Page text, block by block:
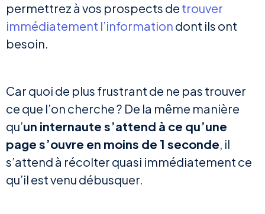
permettrez à vos prospects de trouver
immédiatement l’information dont ils ont
besoin.
Car quoi de plus frustrant de ne pas trouver
ce que l’on cherche ? De la même manière
qu’un internaute s’attend à ce qu’une
page s’ouvre en moins de 1 seconde, il
s’attend à récolter quasi immédiatement ce
qu’il est venu débusquer.